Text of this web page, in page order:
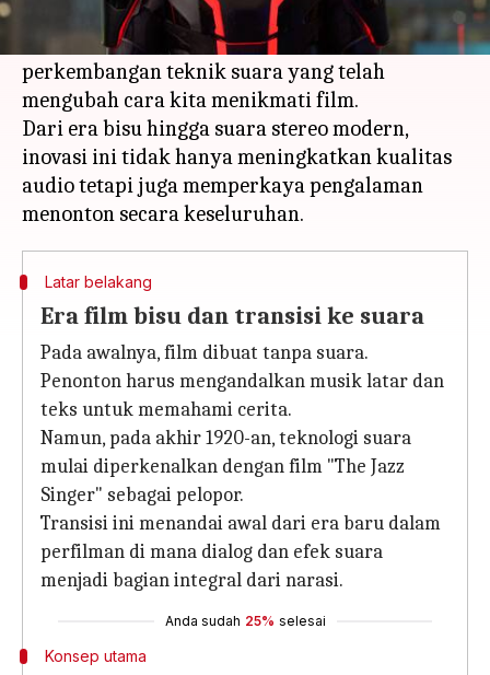
banyak perubahan sejak awal kemunculannya.
Salah satu aspek yang paling signifikan adalah
perkembangan teknik suara yang telah
mengubah cara kita menikmati film.
Dari era bisu hingga suara stereo modern,
inovasi ini tidak hanya meningkatkan kualitas
audio tetapi juga memperkaya pengalaman
Latar belakang
Era film bisu dan transisi ke suara
Pada awalnya, film dibuat tanpa suara.
Penonton harus mengandalkan musik latar dan
teks untuk memahami cerita.
Namun, pada akhir 1920-an, teknologi suara
mulai diperkenalkan dengan film "The Jazz
Singer" sebagai pelopor.
Transisi ini menandai awal dari era baru dalam
perfilman di mana dialog dan efek suara
menjadi bagian integral dari narasi.
Anda sudah 25% selesai
Konsep utama